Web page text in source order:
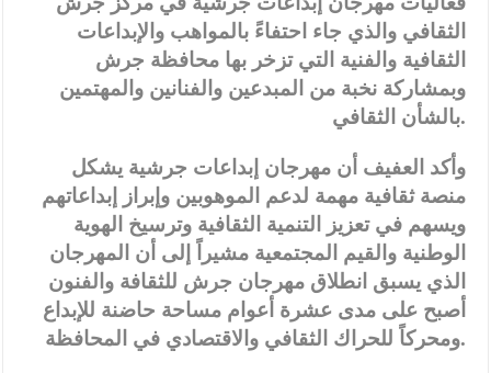
الثقافي والذي جاء احتفاءً بالمواهب والإبداعات
الثقافية والفنية التي تزخر بها محافظة جرش
وبمشاركة نخبة من المبدعين والفنانين والمهتمين
بالشأن الثقافي.
وأكد العفيف أن مهرجان إبداعات جرشية يشكل
منصة ثقافية مهمة لدعم الموهوبين وإبراز إبداعاتهم
ويسهم في تعزيز التنمية الثقافية وترسيخ الهوية
الوطنية والقيم المجتمعية مشيراً إلى أن المهرجان
الذي يسبق انطلاق مهرجان جرش للثقافة والفنون
أصبح على مدى عشرة أعوام مساحة حاضنة للإبداع
ومحركاً للحراك الثقافي والاقتصادي في المحافظة.